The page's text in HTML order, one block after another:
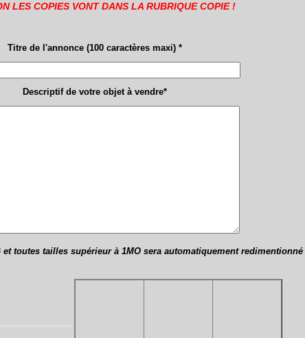
LES COPIES VONT DANS LA RUBRIQUE COPIE !
Titre de l'annonce (100 caractères maxi) *
Descriptif de votre objet à vendre*
toutes tailles supérieur à 1MO sera automatiquement